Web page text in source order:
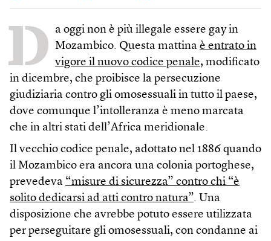
D
a oggi non è più illegale essere gay in
Mozambico. Questa mattina è entrato in
vigore il nuovo codice penale, modificato
in dicembre, che proibisce la persecuzione
giudiziaria contro gli omosessuali in tutto il paese,
dove comunque l’intolleranza è meno marcata
che in altri stati dell’Africa meridionale.
Il vecchio codice penale, adottato nel 1886 quando
il Mozambico era ancora una colonia portoghese,
prevedeva “misure di sicurezza” contro chi “è
solito dedicarsi ad atti contro natura”. Una
disposizione che avrebbe potuto essere utilizzata
per perseguitare gli omosessuali, con condanne ai